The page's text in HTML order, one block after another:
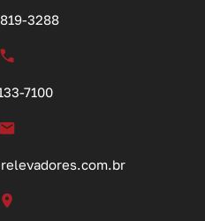
3288
7100